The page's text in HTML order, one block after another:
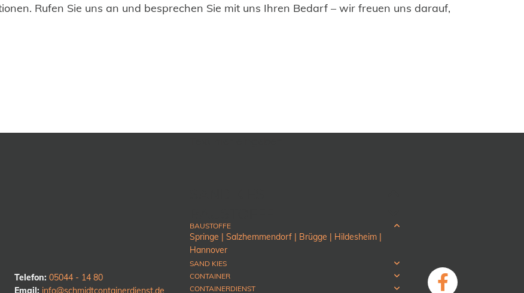
Rufen Sie uns an und besprechen Sie mit uns Ihren Bedarf – wir freuen uns darauf,
Telefon: 05044 - 14 80
Email: info@schmidtcontainerdienst.de
BAUSTOFFE
Springe | Salzhemmendorf | Brügge | Hildesheim |
Hannover
SAND KIES
CONTAINER
CONTAINERDIENST